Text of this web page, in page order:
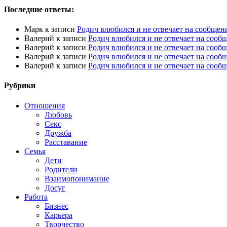
Последние ответы:
Марк к записи Родич влюбился и не отвечает на
Валерий к записи Родич влюбился и не отвечает на
Валерий к записи Родич влюбился и не отвечает на
Валерий к записи Родич влюбился и не отвечает на
Валерий к записи Родич влюбился и не отвечает на
Рубрики
Отношения
Любовь
Секс
Дружба
Расставание
Семья
Дети
Родители
Взаимопонимание
Досуг
Работа
Бизнес
Карьера
Творчество